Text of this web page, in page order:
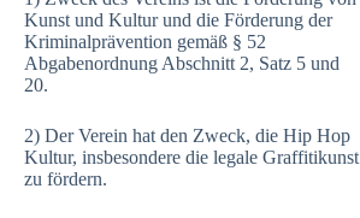
Kunst und Kultur und die Förderung der
Kriminalprävention gemäß § 52
Abgabenordnung Abschnitt 2, Satz 5 und
20.
2) Der Verein hat den Zweck, die Hip Hop
Kultur, insbesondere die legale Graffitikunst
zu fördern.